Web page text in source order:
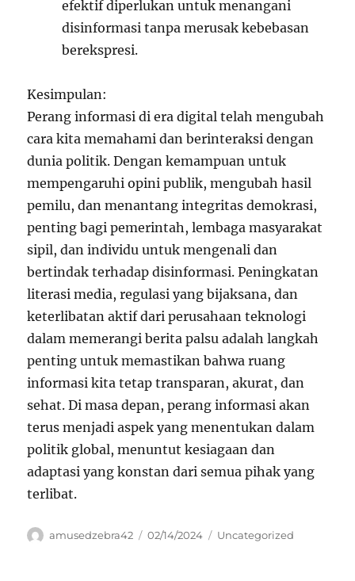
efektif diperlukan untuk menangani
disinformasi tanpa merusak kebebasan
berekspresi.
Kesimpulan:
Perang informasi di era digital telah mengubah
cara kita memahami dan berinteraksi dengan
dunia politik. Dengan kemampuan untuk
mempengaruhi opini publik, mengubah hasil
pemilu, dan menantang integritas demokrasi,
penting bagi pemerintah, lembaga masyarakat
sipil, dan individu untuk mengenali dan
bertindak terhadap disinformasi. Peningkatan
literasi media, regulasi yang bijaksana, dan
keterlibatan aktif dari perusahaan teknologi
dalam memerangi berita palsu adalah langkah
penting untuk memastikan bahwa ruang
informasi kita tetap transparan, akurat, dan
sehat. Di masa depan, perang informasi akan
terus menjadi aspek yang menentukan dalam
politik global, menuntut kesiagaan dan
adaptasi yang konstan dari semua pihak yang
terlibat.
Author
amusedzebra42
Posted
02/14/2024 Categories
Uncategorized